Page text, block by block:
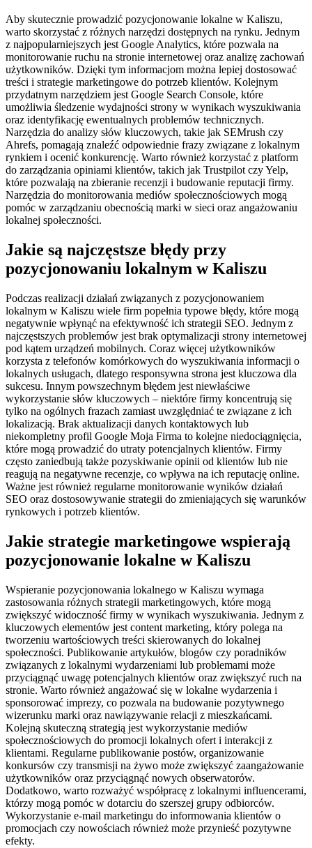
Aby skutecznie prowadzić pozycjonowanie lokalne w Kaliszu,
warto skorzystać z różnych narzędzi dostępnych na rynku. Jednym
z najpopularniejszych jest Google Analytics, które pozwala na
monitorowanie ruchu na stronie internetowej oraz analizę zachowań
użytkowników. Dzięki tym informacjom można lepiej dostosować
treści i strategie marketingowe do potrzeb klientów. Kolejnym
przydatnym narzędziem jest Google Search Console, które
umożliwia śledzenie wydajności strony w wynikach wyszukiwania
oraz identyfikację ewentualnych problemów technicznych.
Narzędzia do analizy słów kluczowych, takie jak SEMrush czy
Ahrefs, pomagają znaleźć odpowiednie frazy związane z lokalnym
rynkiem i ocenić konkurencję. Warto również korzystać z platform
do zarządzania opiniami klientów, takich jak Trustpilot czy Yelp,
które pozwalają na zbieranie recenzji i budowanie reputacji firmy.
Narzędzia do monitorowania mediów społecznościowych mogą
pomóc w zarządzaniu obecnością marki w sieci oraz angażowaniu
lokalnej społeczności.
Jakie są najczęstsze błędy przy
pozycjonowaniu lokalnym w Kaliszu
Podczas realizacji działań związanych z pozycjonowaniem
lokalnym w Kaliszu wiele firm popełnia typowe błędy, które mogą
negatywnie wpłynąć na efektywność ich strategii SEO. Jednym z
najczęstszych problemów jest brak optymalizacji strony internetowej
pod kątem urządzeń mobilnych. Coraz więcej użytkowników
korzysta z telefonów komórkowych do wyszukiwania informacji o
lokalnych usługach, dlatego responsywna strona jest kluczowa dla
sukcesu. Innym powszechnym błędem jest niewłaściwe
wykorzystanie słów kluczowych – niektóre firmy koncentrują się
tylko na ogólnych frazach zamiast uwzględniać te związane z ich
lokalizacją. Brak aktualizacji danych kontaktowych lub
niekompletny profil Google Moja Firma to kolejne niedociągnięcia,
które mogą prowadzić do utraty potencjalnych klientów. Firmy
często zaniedbują także pozyskiwanie opinii od klientów lub nie
reagują na negatywne recenzje, co wpływa na ich reputację online.
Ważne jest również regularne monitorowanie wyników działań
SEO oraz dostosowywanie strategii do zmieniających się warunków
rynkowych i potrzeb klientów.
Jakie strategie marketingowe wspierają
pozycjonowanie lokalne w Kaliszu
Wspieranie pozycjonowania lokalnego w Kaliszu wymaga
zastosowania różnych strategii marketingowych, które mogą
zwiększyć widoczność firmy w wynikach wyszukiwania. Jednym z
kluczowych elementów jest content marketing, który polega na
tworzeniu wartościowych treści skierowanych do lokalnej
społeczności. Publikowanie artykułów, blogów czy poradników
związanych z lokalnymi wydarzeniami lub problemami może
przyciągnąć uwagę potencjalnych klientów oraz zwiększyć ruch na
stronie. Warto również angażować się w lokalne wydarzenia i
sponsorować imprezy, co pozwala na budowanie pozytywnego
wizerunku marki oraz nawiązywanie relacji z mieszkańcami.
Kolejną skuteczną strategią jest wykorzystanie mediów
społecznościowych do promocji lokalnych ofert i interakcji z
klientami. Regularne publikowanie postów, organizowanie
konkursów czy transmisji na żywo może zwiększyć zaangażowanie
użytkowników oraz przyciągnąć nowych obserwatorów.
Dodatkowo, warto rozważyć współpracę z lokalnymi influencerami,
którzy mogą pomóc w dotarciu do szerszej grupy odbiorców.
Wykorzystanie e-mail marketingu do informowania klientów o
promocjach czy nowościach również może przynieść pozytywne
efekty.